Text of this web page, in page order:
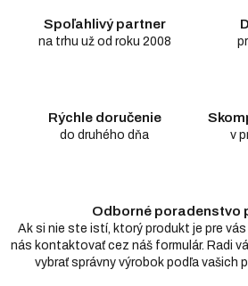
Spoľahlivý partner
na trhu už od roku 2008
Rýchle doručenie
do druhého dňa v
Odborné poradenstvo
Ak si nie ste istí, ktorý produkt je pre
nás kontaktovať cez náš formulár. Radi
vybrať správny výrobok podľa vašich